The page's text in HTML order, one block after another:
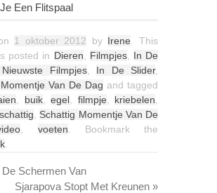
Een Flitspaal
1 oktober 2012 by Irene . This
posted in Dieren Filmpjes, In De
Filmpjes, In De Slider,
Van De Dag and tagged
buik,egel filmpje kriebelen
schattig
Schattig Momentje Van De
voeten . Bookmark the
Schermen Van
Sjarapova Stopt Met Kreunen »